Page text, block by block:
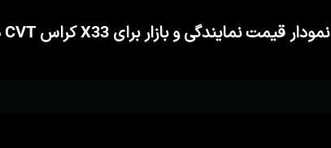
نمودار قیمت نمایندگی و بازار برای X33 کراس CVT در بازه زمانی خرداد ۱۴۰۴ تا خرداد ۱۴۰۵